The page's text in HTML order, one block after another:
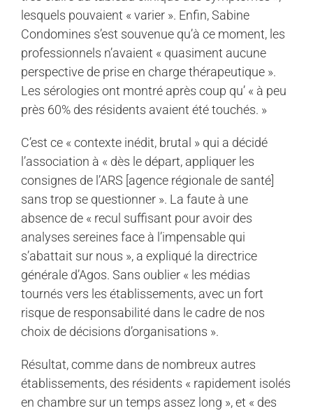
lesquels pouvaient « varier ». Enfin, Sabine
Condomines s’est souvenue qu’à ce moment, les
professionnels n’avaient « quasiment aucune
perspective de prise en charge thérapeutique ».
Les sérologies ont montré après coup qu’ « à peu
près 60% des résidents avaient été touchés. »
C’est ce « contexte inédit, brutal » qui a décidé
l’association à « dès le départ, appliquer les
consignes de l’ARS [agence régionale de santé]
sans trop se questionner ». La faute à une
absence de « recul suffisant pour avoir des
analyses sereines face à l’impensable qui
s’abattait sur nous », a expliqué la directrice
générale d’Agos. Sans oublier « les médias
tournés vers les établissements, avec un fort
risque de responsabilité dans le cadre de nos
choix de décisions d’organisations ».
Résultat, comme dans de nombreux autres
établissements, des résidents « rapidement isolés
en chambre sur un temps assez long », et « des